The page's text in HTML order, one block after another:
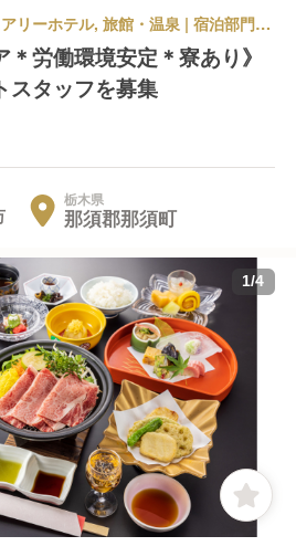
リゾートホテル, ラグジュアリーホテル, 旅館・温泉 | 宿泊部門 | フロントスタッフ | 那須別邸 回
＊労働環境安定＊寮あり》
スタッフを募集
栃木県
那須郡那須町
1/4